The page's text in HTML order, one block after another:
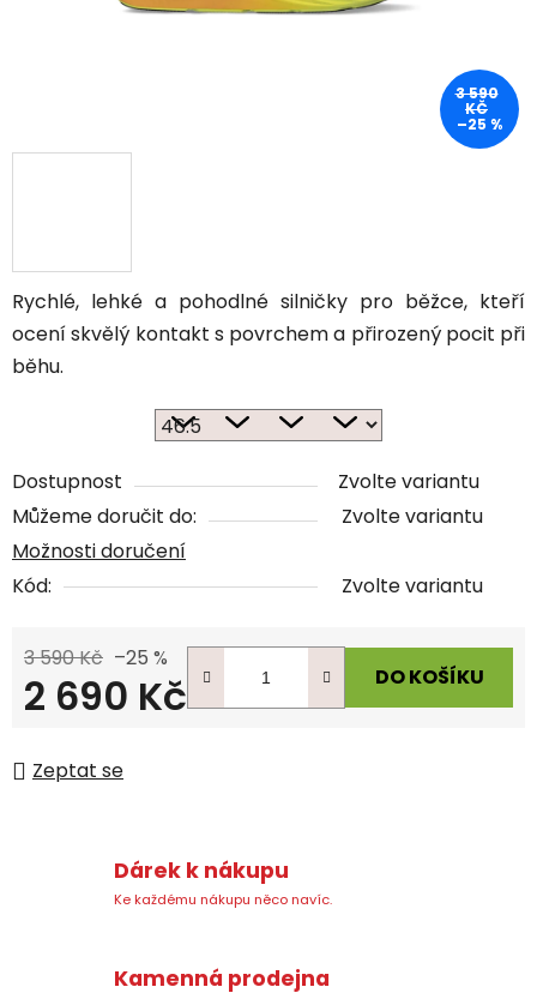
Rychlé, lehké a pohodlné silničky pro běžce, kteří
ocení skvělý kontakt s povrchem a přirozený pocit při
běhu.
Dostupnost
Zvolte variantu
Můžeme doručit do:
Zvolte variantu
Možnosti doručení
Kód:
Zvolte variantu
3 590 Kč –25 %
2 690 Kč DO KOŠÍKU
Zeptat se
3 590
KČ
–25 %
Dárek k nákupu
Ke každému nákupu něco navíc.
Kamenná prodejna